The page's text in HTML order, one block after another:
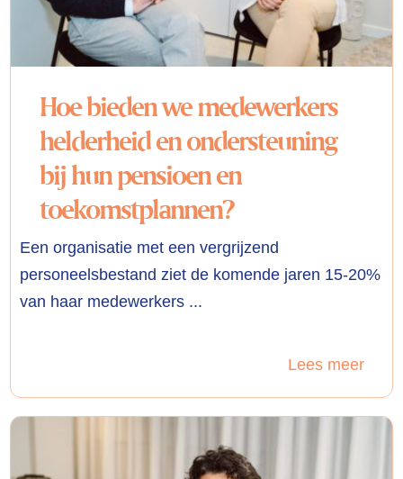
Hoe bieden we medewerkers
helderheid en ondersteuning
bij hun pensioen en
toekomstplannen?
Een organisatie met een vergrijzend
personeelsbestand ziet de komende jaren 15-20%
van haar medewerkers ...
Lees meer